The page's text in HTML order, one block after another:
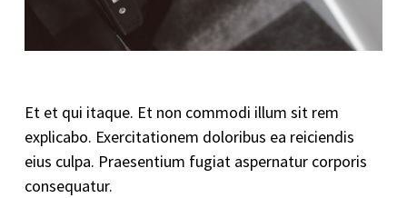
Et et qui itaque. Et non commodi illum sit rem
explicabo. Exercitationem doloribus ea reiciendis
eius culpa. Praesentium fugiat aspernatur corporis
consequatur.